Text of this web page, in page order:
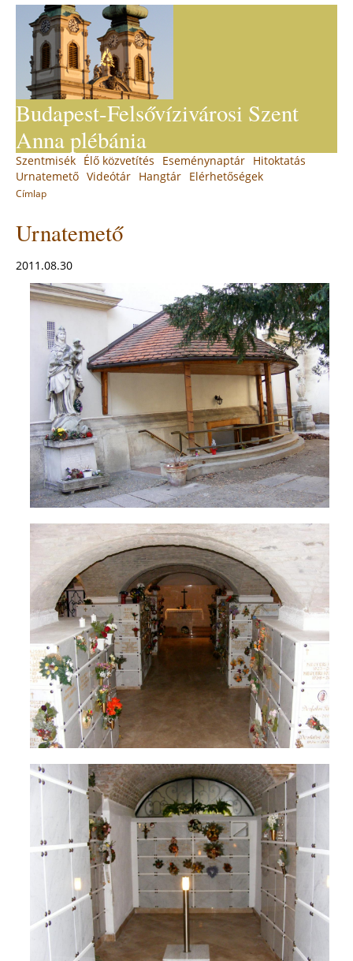
navigation
Budapest-Felsővízivárosi Szent
Anna plébánia
are
Címlap
to
top
Urnatemető
2011.08.30
Back
to
top
Main
menu
Szentmisék Élő közvetítés Eseménynaptár Hitoktatás
Urnatemető Videótár Hangtár Elérhetőségek